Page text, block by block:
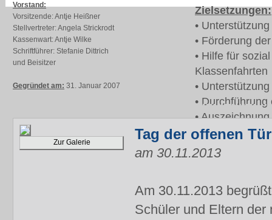
Vorstand:
Vorsitzende: Antje Heißner
Stellvertreter: Angela Strickrodt
Kassenwart: Antje Wilke
Schriftführer: Stefanie Dittrich
und Beisitzer
Gegründet am: 31. Januar 2007
Zielsetzungen:
•
• Förderung
• Hilfe für
Klassenfahrten
•
•
•
Zur Galerie Tag der offenen Tür
am 30.11.2013
Am 30.11.2013
Schüler und Eltern